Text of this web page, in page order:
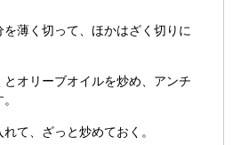
薄く切って、ほかはざく切りに
オリーブオイルを炒め、アンチ
て、ざっと炒めておく。